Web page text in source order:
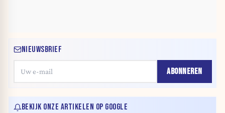
NIEUWSBRIEF
ABONNEREN
BEKIJK ONZE ARTIKELEN OP GOOGLE